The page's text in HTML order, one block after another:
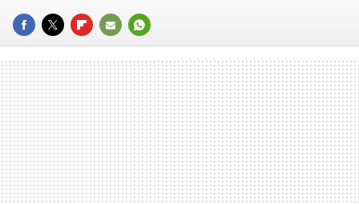
FACEBOOK
TWITTERFLIPBOARD
E-
MAIL
WHATSAPP